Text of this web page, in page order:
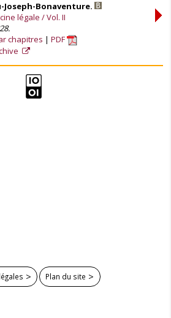
Bonaventure.
légale / Vol. II
chapitres
PDF
Plan du site